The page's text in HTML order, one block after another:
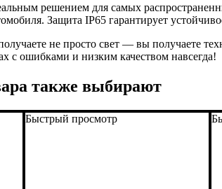
решением для самых
Защита IP65 гарантирует
не просто свет — вы получаете
с ошибками и низким качеством навсегда!
также выбирают
Быстрый просмотр